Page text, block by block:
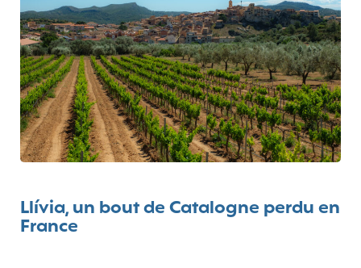
Llívia, un bout de Catalogne perdu en
France